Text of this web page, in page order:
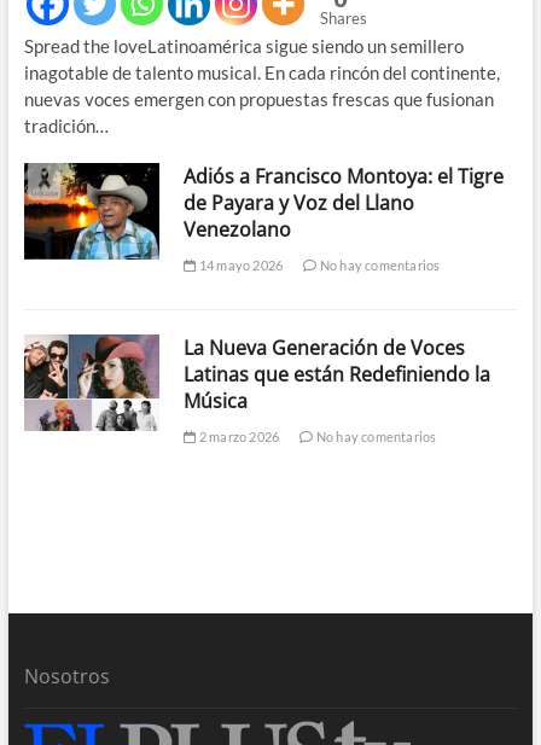
Shares
Spread the loveLatinoamérica sigue siendo un semillero
inagotable de talento musical. En cada rincón del continente,
nuevas voces emergen con propuestas frescas que fusionan
tradición…
Adiós a Francisco Montoya: el Tigre
de Payara y Voz del Llano
Venezolano
14 mayo 2026 No hay comentarios
La Nueva Generación de Voces
Latinas que están Redefiniendo la
Música
2 marzo 2026 No hay comentarios
Nosotros